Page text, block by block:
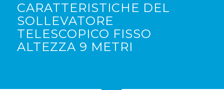
CARATTERISTICHE DEL
SOLLEVATORE
TELESCOPICO FISSO
ALTEZZA 9 METRI